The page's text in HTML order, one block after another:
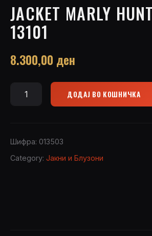
JACKET MARLY
13101
8.300,00 ден
Jacket
13101
quantity
ДОДАЈ ВО КОШНИЧКА
Шифра: 013503
Category: Јакни и Блузони